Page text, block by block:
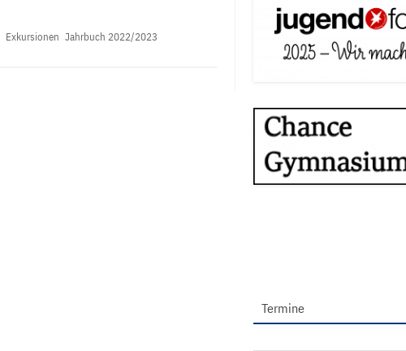
Exkursionen Jahrbuch 2022/2023
Termine